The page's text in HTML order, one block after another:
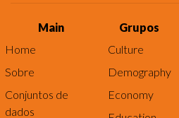
Main
Home
Sobre
Conjuntos de
dados
Grupos
Culture
Demography
Economy